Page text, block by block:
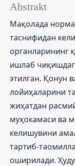
Abstrakt
Мақолада
таснифидан
органларининг
ишлаб
этилган. Қонун
лойиҳаларини
жиҳатдан
муҳокамаси ва
келишувини
тартиб-
оширилади.